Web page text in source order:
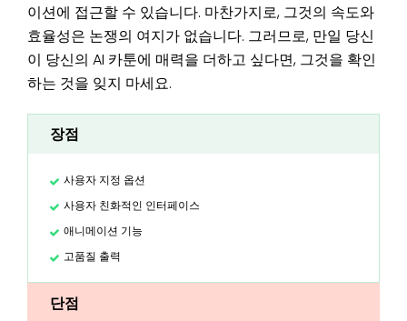
이션에 접근할 수 있습니다. 마찬가지로, 그것의 속도와
효율성은 논쟁의 여지가 없습니다. 그러므로, 만일 당신
이 당신의 AI 카툰에 매력을 더하고 싶다면, 그것을 확인
하는 것을 잊지 마세요.
장점
사용자 지정 옵션
사용자 친화적인 인터페이스
애니메이션 기능
고품질 출력
단점